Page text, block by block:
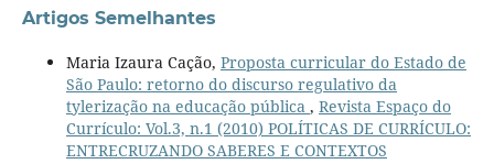
Artigos Semelhantes
Maria Izaura Cação, Proposta curricular do Estado de
São Paulo: retorno do discurso regulativo da
tylerização na educação pública , Revista Espaço do
Currículo: Vol.3, n.1 (2010) POLÍTICAS DE CURRÍCULO:
ENTRECRUZANDO SABERES E CONTEXTOS